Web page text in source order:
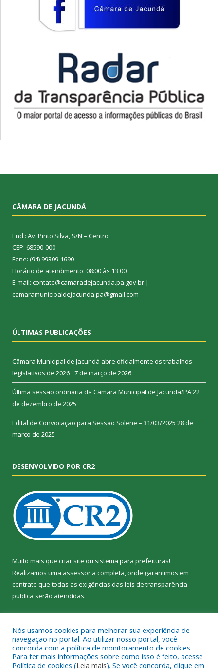
CÂMARA DE JACUNDÁ
End.: Av. Pinto Silva, S/N – Centro
CEP: 68590-000
Fone: (94) 99309-1690
Horário de atendimento: 08:00 às 13:00
E-mail: contato@camaradejacunda.pa.gov.br |
camaramunicipaldejacunda.pa@gmail.com
ÚLTIMAS PUBLICAÇÕES
Câmara Municipal de Jacundá abre oficialmente os trabalhos
legislativos de 2026 17 de março de 2026
Última sessão ordinária da Câmara Municipal de Jacundá/PA22
de dezembro de 2025
Edital de Convocação para Sessão Solene – 31/03/2025 28 de
março de 2025
DESENVOLVIDO POR CR2
Muito mais que criar site ou sistema para prefeituras!
Realizamos uma assessoria completa, onde garantimos em
contrato que todas as exigências das leis de transparência
pública serão atendidas.
Nós usamos cookies para melhorar sua experiência de
navegação no portal. Ao utilizar nosso portal, você
concorda com a política de monitoramento de cookies.
Para ter mais informações sobre como isso é feito, acesse
Política de cookies (Leia mais). Se você concorda, clique em